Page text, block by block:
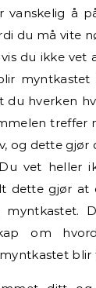
å
du må vite
du ikke vet
myntkastet
du hverken
treffer
og dette gjør
vet heller
dette gjør at
myntkastet.
om
blir